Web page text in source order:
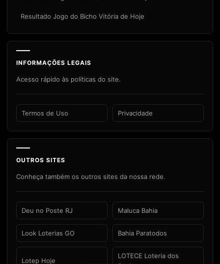
Resultado Jogo do Bicho Vitória de Hoje
INFORMAÇÕES LEGAIS
Acesso rápido às políticas do site.
Termos de Uso Privacidade
OUTROS SITES
Conheça também os outros sites da nossa rede.
Deu no Poste RJ Maluca Bahia
Look Loterias GO Bahia Paratodos
Lotep Hoje
LOTECE Loteria dos